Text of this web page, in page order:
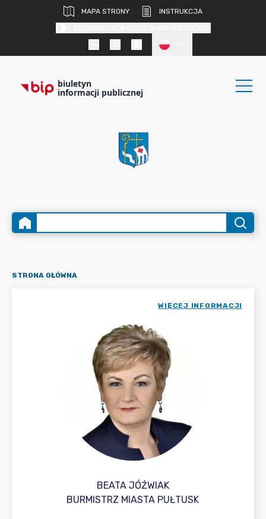
MAPA STRONY
INSTRUKCJA
biuletyn
informacji publicznej
STRONA GŁÓWNA
BEATA JÓŹWIAK
WIĘCEJ INFORMACJI
BURMISTRZ MIASTA PUŁTUSK